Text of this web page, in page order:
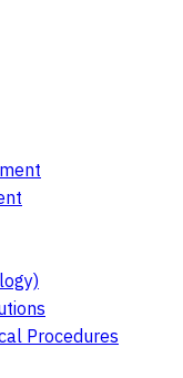
Procedures